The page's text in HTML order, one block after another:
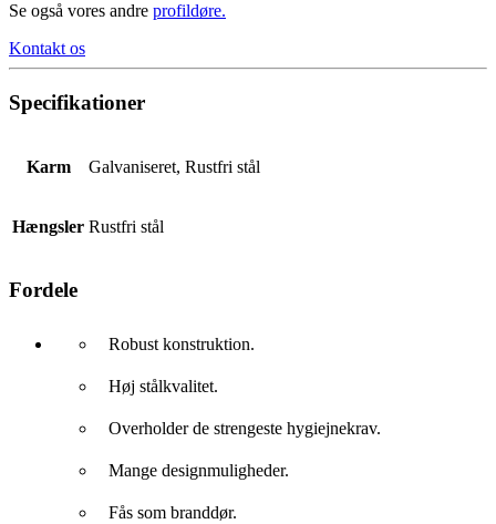
Se også vores andre profildøre.
Kontakt os
Specifikationer
Karm Galvaniseret, Rustfri stål
Hængsler Rustfri stål
Fordele
Robust konstruktion.
Høj stålkvalitet.
Overholder de strengeste hygiejnekrav.
Mange designmuligheder.
Fås som branddør.